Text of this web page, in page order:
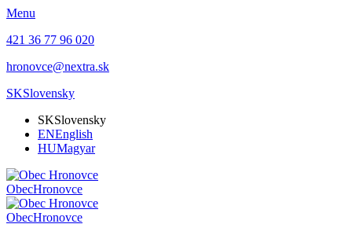
Menu
421 36 77 96 020
hronovce@nextra.sk
SKSlovensky
SKSlovensky
ENEnglish
HUMagyar
ObecHronovce
ObecHronovce